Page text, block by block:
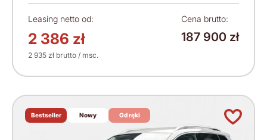
Leasing netto od:
2 386 zł
2 935 zł brutto / msc.
Cena brutto:
187 900 zł
Bestseller Nowy Od ręki